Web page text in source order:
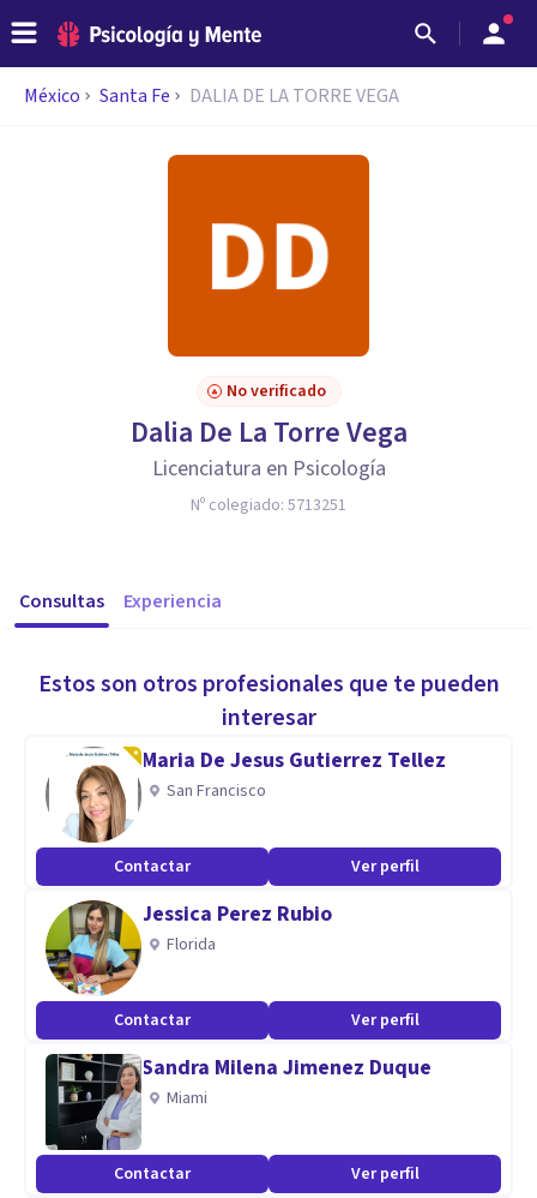
México Santa Fe DALIA DE LA TORRE VEGA
No verificado
Dalia De La Torre Vega
Licenciatura en Psicología
Nº colegiado: 5713251
Consultas Experiencia
Estos son otros profesionales que te pueden
interesar
Maria De Jesus Gutierrez Tellez
San Francisco
Contactar Ver perfil
Jessica Perez Rubio
Florida
Contactar Ver perfil
Sandra Milena Jimenez Duque
Miami
Contactar Ver perfil